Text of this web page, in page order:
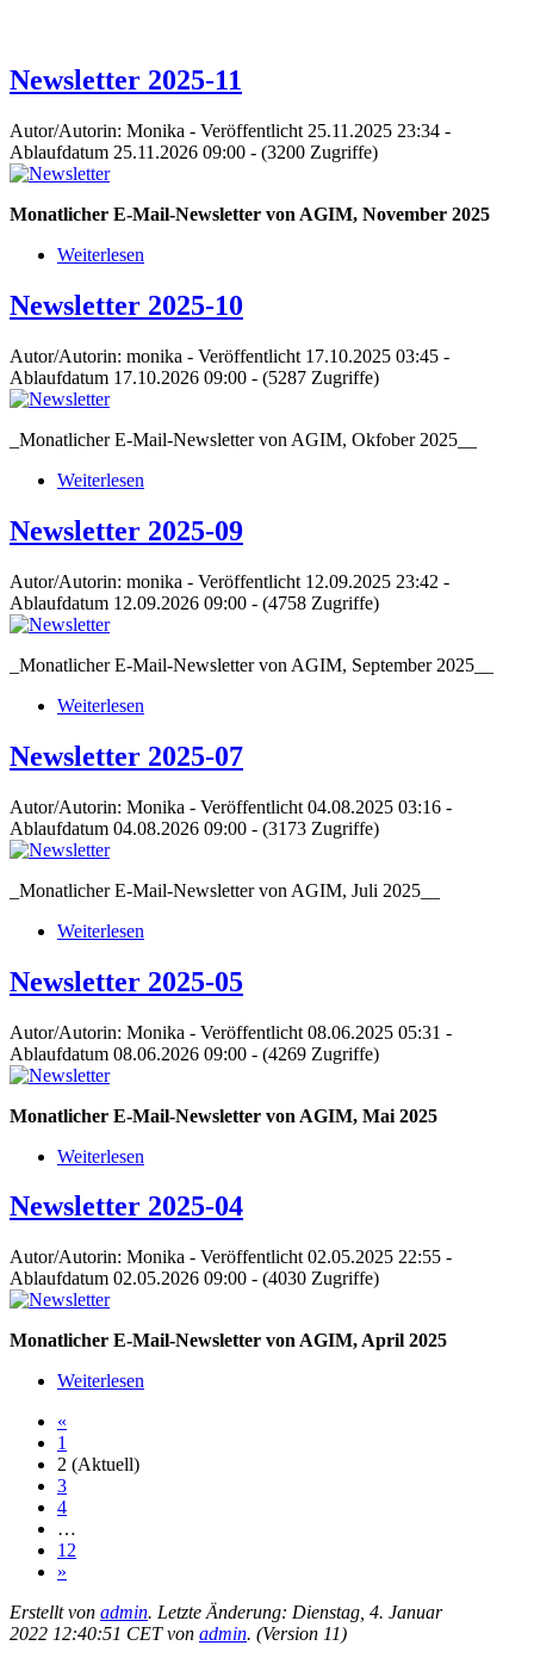
Newsletter 2025-11
Autor/Autorin: Monika - Veröffentlicht 25.11.2025 23:34 -
Ablaufdatum 25.11.2026 09:00 - (3200 Zugriffe)
Monatlicher E-Mail-Newsletter von AGIM, November 2025
Weiterlesen
Newsletter 2025-10
Autor/Autorin: monika - Veröffentlicht 17.10.2025 03:45 -
Ablaufdatum 17.10.2026 09:00 - (5287 Zugriffe)
_Monatlicher E-Mail-Newsletter von AGIM, Okfober 2025__
Weiterlesen
Newsletter 2025-09
Autor/Autorin: monika - Veröffentlicht 12.09.2025 23:42 -
Ablaufdatum 12.09.2026 09:00 - (4758 Zugriffe)
_Monatlicher E-Mail-Newsletter von AGIM, September 2025__
Weiterlesen
Newsletter 2025-07
Autor/Autorin: Monika - Veröffentlicht 04.08.2025 03:16 -
Ablaufdatum 04.08.2026 09:00 - (3173 Zugriffe)
_Monatlicher E-Mail-Newsletter von AGIM, Juli 2025__
Weiterlesen
Newsletter 2025-05
Autor/Autorin: Monika - Veröffentlicht 08.06.2025 05:31 -
Ablaufdatum 08.06.2026 09:00 - (4269 Zugriffe)
Monatlicher E-Mail-Newsletter von AGIM, Mai 2025
Weiterlesen
Newsletter 2025-04
Autor/Autorin: Monika - Veröffentlicht 02.05.2025 22:55 -
Ablaufdatum 02.05.2026 09:00 - (4030 Zugriffe)
Monatlicher E-Mail-Newsletter von AGIM, April 2025
Weiterlesen
«
1
2 (Aktuell)
3
4
…
12
»
Erstellt von admin. Letzte Änderung: Dienstag, 4. Januar
2022 12:40:51 CET von admin. (Version 11)